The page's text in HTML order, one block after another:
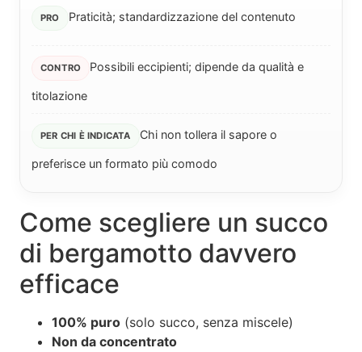
Praticità; standardizzazione del contenuto
Possibili eccipienti; dipende da qualità e
titolazione
Chi non tollera il sapore o
preferisce un formato più comodo
Come scegliere un succo
di bergamotto davvero
efficace
100% puro (solo succo, senza miscele)
Non da concentrato